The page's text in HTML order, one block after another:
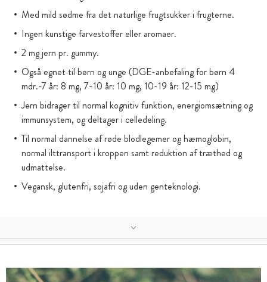
Med mild sødme fra det naturlige frugtsukker i frugterne.
Ingen kunstige farvestoffer eller aromaer.
2 mg jern pr. gummy.
Også egnet til børn og unge (DGE-anbefaling for børn 4
mdr.-7 år: 8 mg, 7-10 år: 10 mg, 10-19 år: 12-15 mg)
Jern bidrager til normal kognitiv funktion, energiomsætning og
immunsystem, og deltager i celledeling.
Til normal dannelse af røde blodlegemer og hæmoglobin,
normal ilttransport i kroppen samt reduktion af træthed og
udmattelse.
Vegansk, glutenfri, sojafri og uden genteknologi.